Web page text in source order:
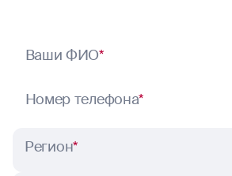
Ваши ФИО*
Номер телефона*
Регион*